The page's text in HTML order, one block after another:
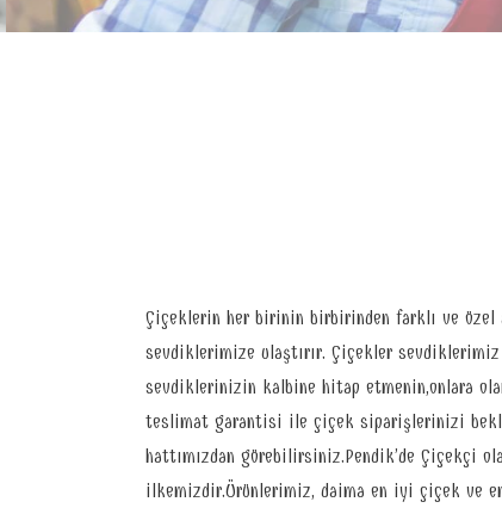
Çiçeklerin her birinin birbirinden farklı ve özel
sevdiklerimize ulaştırır. Çiçekler
sevdiklerinizin kalbine hitap etmenin,onlara
teslimat garantisi ile çiçek siparişlerinizi
hattımızdan görebilirsiniz.Pendik’de Çiçekçi
ilkemizdir.Ürünlerimiz, daima en iyi çiçek ve